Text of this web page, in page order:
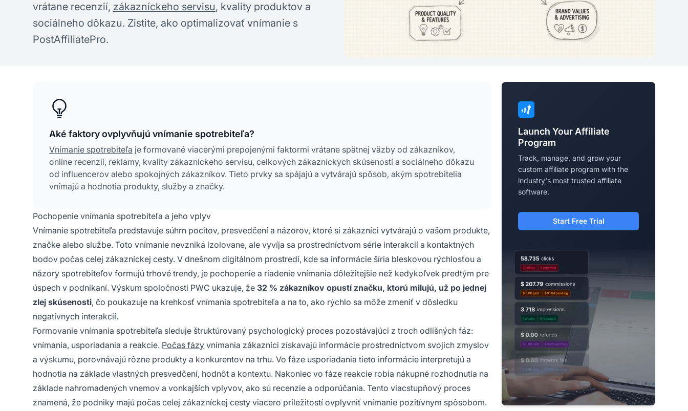
vrátane recenzií, zákazníckeho servisu, kvality produktov a
sociálneho dôkazu. Zistite, ako optimalizovať vnímanie s
PostAffiliatePro.
Aké faktory ovplyvňujú vnímanie spotrebiteľa?
Vnímanie spotrebiteľa je formované viacerými prepojenými faktormi vrátane spätnej väzby od zákazníkov,
online recenzií, reklamy, kvality zákazníckeho servisu, celkových zákazníckych skúseností a sociálneho dôkazu
od influencerov alebo spokojných zákazníkov. Tieto prvky sa spájajú a vytvárajú spôsob, akým spotrebitelia
vnímajú a hodnotia produkty, služby a značky.
Pochopenie vnímania spotrebiteľa a jeho vplyv
Vnímanie spotrebiteľa predstavuje súhrn pocitov, presvedčení a názorov, ktoré si zákazníci vytvárajú o vašom produkte,
značke alebo službe. Toto vnímanie nevzniká izolovane, ale vyvíja sa prostredníctvom série interakcií a kontaktných
bodov počas celej zákazníckej cesty. V dnešnom digitálnom prostredí, kde sa informácie šíria bleskovou rýchlosťou a
názory spotrebiteľov formujú trhové trendy, je pochopenie a riadenie vnímania dôležitejšie než kedykoľvek predtým pre
úspech v podnikaní. Výskum spoločnosti PWC ukazuje, že 32 % zákazníkov opustí značku, ktorú milujú, už po jednej
zlej skúsenosti, čo poukazuje na krehkosť vnímania spotrebiteľa a na to, ako rýchlo sa môže zmeniť v dôsledku
negatívnych interakcií.
Formovanie vnímania spotrebiteľa sleduje štruktúrovaný psychologický proces pozostávajúci z troch odlišných fáz:
vnímania, usporiadania a reakcie. Počas fázy vnímania zákazníci získavajú informácie prostredníctvom svojich zmyslov
a výskumu, porovnávajú rôzne produkty a konkurentov na trhu. Vo fáze usporiadania tieto informácie interpretujú a
hodnotia na základe vlastných presvedčení, hodnôt a kontextu. Nakoniec vo fáze reakcie robia nákupné rozhodnutia na
základe nahromadených vnemov a vonkajších vplyvov, ako sú recenzie a odporúčania. Tento viacstupňový proces
znamená, že podniky majú počas celej zákazníckej cesty viacero príležitostí ovplyvniť vnímanie pozitívnym spôsobom.
Launch Your Affiliate
Program
Track, manage, and grow your
custom affiliate program with the
industry's most trusted affiliate
software.
Start Free Trial